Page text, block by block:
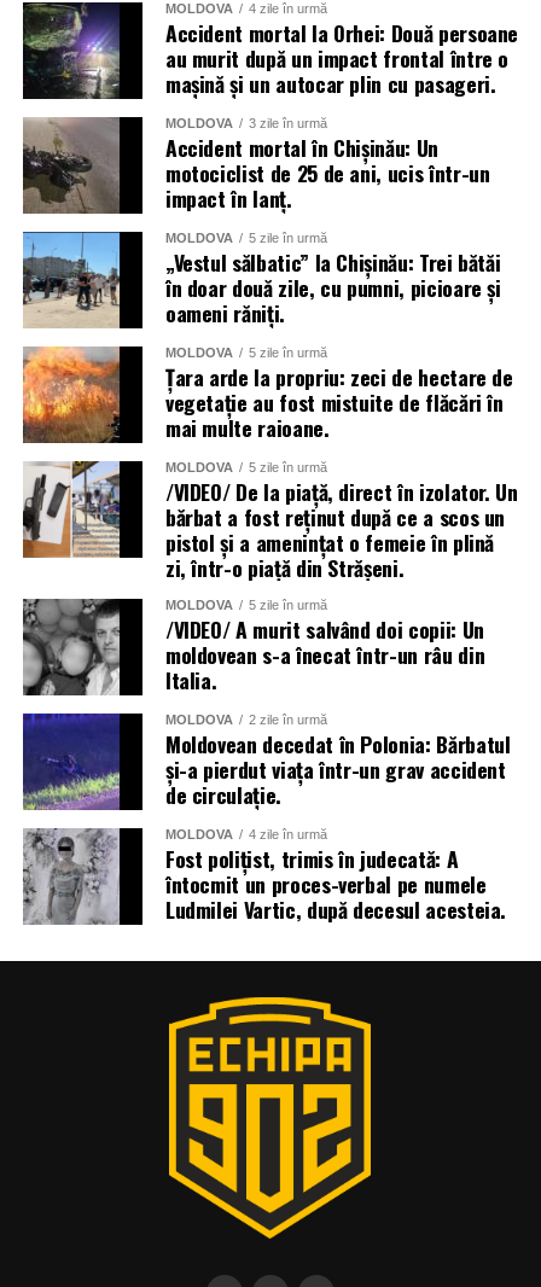
MOLDOVA 4 zile în urmă
Accident mortal la Orhei: Două persoane
au murit după un impact frontal între o
mașină și un autocar plin cu pasageri.
MOLDOVA 3 zile în urmă
Accident mortal în Chișinău: Un
motociclist de 25 de ani, ucis într-un
impact în lanț.
MOLDOVA 5 zile în urmă
„Vestul sălbatic” la Chișinău: Trei bătăi
în doar două zile, cu pumni, picioare și
oameni răniți.
MOLDOVA 5 zile în urmă
Țara arde la propriu: zeci de hectare de
vegetație au fost mistuite de flăcări în
mai multe raioane.
MOLDOVA 5 zile în urmă
/VIDEO/ De la piață, direct în izolator. Un
bărbat a fost reținut după ce a scos un
pistol și a amenințat o femeie în plină
zi, într-o piață din Strășeni.
MOLDOVA 5 zile în urmă
/VIDEO/ A murit salvând doi copii: Un
moldovean s-a înecat într-un râu din
Italia.
MOLDOVA 2 zile în urmă
Moldovean decedat în Polonia: Bărbatul
și-a pierdut viața într-un grav accident
de circulație.
MOLDOVA 4 zile în urmă
Fost polițist, trimis în judecată: A
întocmit un proces-verbal pe numele
Ludmilei Vartic, după decesul acesteia.